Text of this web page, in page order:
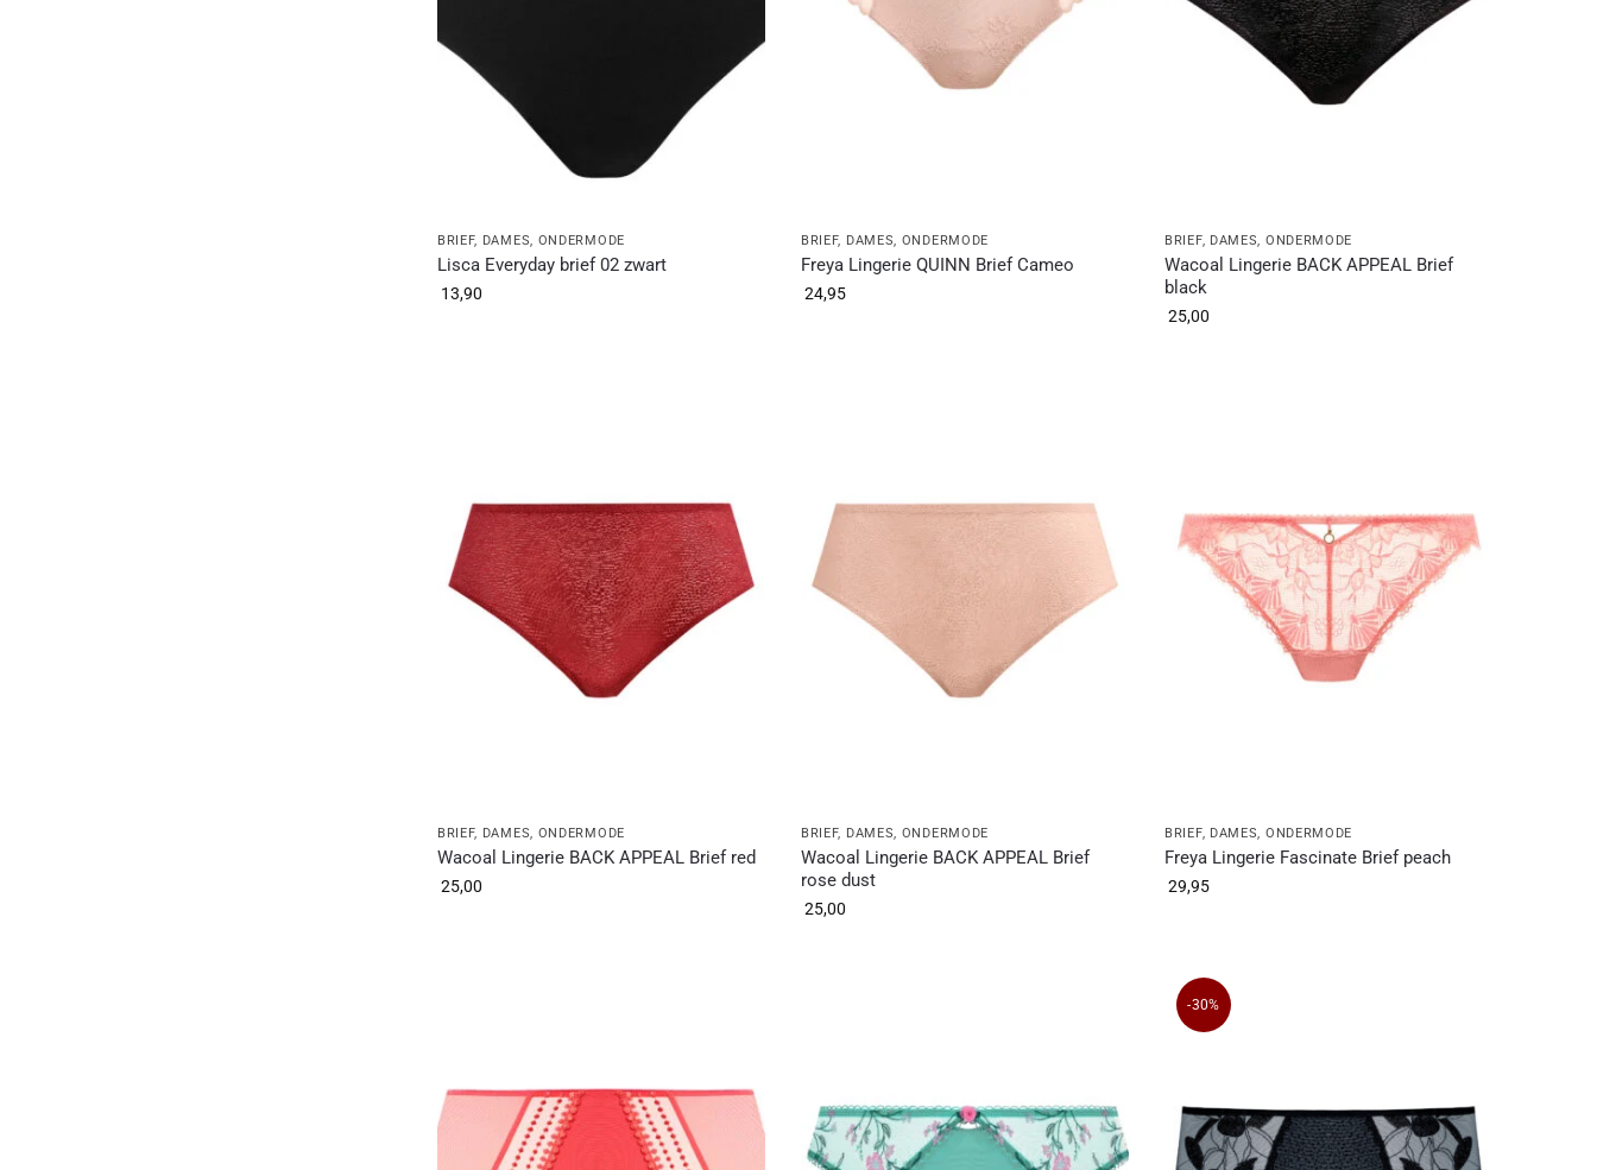
BRIEF, DAMES, ONDERMODE
Lisca Everyday brief 02 zwart
13,90
BRIEF, DAMES, ONDERMODE
Freya Lingerie QUINN Brief Cameo
24,95
BRIEF, DAMES, ONDERMODE
Wacoal Lingerie BACK APPEAL Brief
black
25,00
BRIEF, DAMES, ONDERMODE
Wacoal Lingerie BACK APPEAL Brief red
25,00
BRIEF, DAMES, ONDERMODE
Wacoal Lingerie BACK APPEAL Brief
rose dust
25,00
BRIEF, DAMES, ONDERMODE
Freya Lingerie Fascinate Brief peach
29,95
-30%